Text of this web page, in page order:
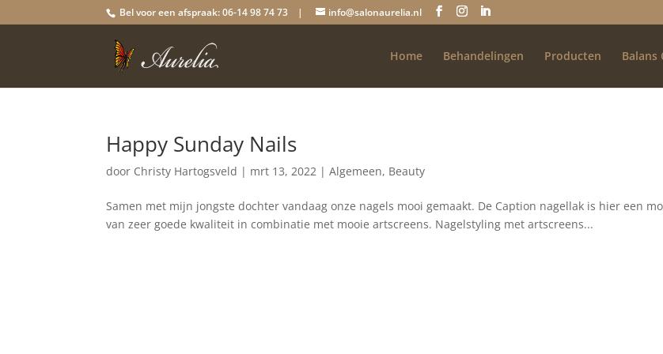
Bel voor een afspraak: 06-14 98 74 73 | info@salonaurelia.nl
Home Behandelingen Producten Balans
Happy Sunday Nails
door Christy Hartogsveld | mrt 13, 2022 |Algemeen, Beauty
Samen met mijn jongste dochter vandaag onze nagels mooi gemaakt. De Caption nagellak is hier een
van zeer goede kwaliteit in combinatie met mooie artscreens. Nagelstyling met artscreens...